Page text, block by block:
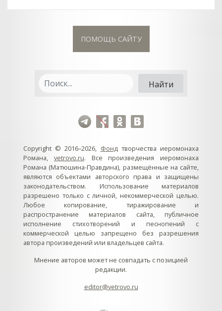
ПОМОЩЬ САЙТУ
Copyright © 2016–2026, Фондтворчества иеромонаха
Романа, vetrovo.ru. Все произведения иеромонаха
Романа (Матюшина-Правдина), размещённые на сайте,
являются объектами авторского права и защищены
законодательством. Использование материалов
разрешено только с личной, некоммерческой целью.
Любое копирование, тиражирование и
распространение материалов сайта, публичное
исполнение стихотворений и песнопений с
коммерческой целью запрещено без разрешения
автора произведений или владельцев сайта.
Мнение авторов может не совпадать с позицией
редакции.
editor@vetrovo.ru